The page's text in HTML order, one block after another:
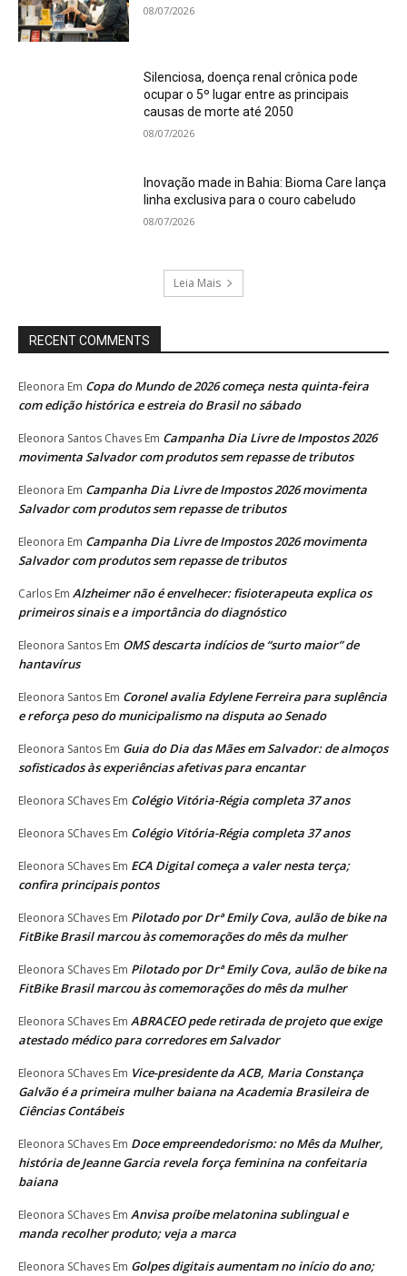
08/07/2026
Silenciosa, doença renal crônica pode
ocupar o 5º lugar entre as principais
causas de morte até 2050
08/07/2026
Inovação made in Bahia: Bioma Care lança
linha exclusiva para o couro cabeludo
08/07/2026
Leia Mais
RECENT COMMENTS
Eleonora Em Copa do Mundo de 2026 começa nesta quinta-feira
com edição histórica e estreia do Brasil no sábado
Eleonora Santos Chaves Em Campanha Dia Livre de Impostos 2026
movimenta Salvador com produtos sem repasse de tributos
Eleonora Em Campanha Dia Livre de Impostos 2026 movimenta
Salvador com produtos sem repasse de tributos
Eleonora Em Campanha Dia Livre de Impostos 2026 movimenta
Salvador com produtos sem repasse de tributos
Carlos Em Alzheimer não é envelhecer: fisioterapeuta explica os
primeiros sinais e a importância do diagnóstico
Eleonora Santos Em OMS descarta indícios de “surto maior” de
hantavírus
Eleonora Santos Em Coronel avalia Edylene Ferreira para suplência
e reforça peso do municipalismo na disputa ao Senado
Eleonora Santos Em Guia do Dia das Mães em Salvador: de almoços
sofisticados às experiências afetivas para encantar
Eleonora SChaves Em Colégio Vitória-Régia completa 37 anos
Eleonora SChaves Em Colégio Vitória-Régia completa 37 anos
Eleonora SChaves Em ECA Digital começa a valer nesta terça;
confira principais pontos
Eleonora SChaves Em Pilotado por Drª Emily Cova, aulão de bike na
FitBike Brasil marcou às comemorações do mês da mulher
Eleonora SChaves Em Pilotado por Drª Emily Cova, aulão de bike na
FitBike Brasil marcou às comemorações do mês da mulher
Eleonora SChaves Em ABRACEO pede retirada de projeto que exige
atestado médico para corredores em Salvador
Eleonora SChaves Em Vice-presidente da ACB, Maria Constança
Galvão é a primeira mulher baiana na Academia Brasileira de
Ciências Contábeis
Eleonora SChaves Em Doce empreendedorismo: no Mês da Mulher,
história de Jeanne Garcia revela força feminina na confeitaria
baiana
Eleonora SChaves Em Anvisa proíbe melatonina sublingual e
manda recolher produto; veja a marca
Eleonora SChaves Em Golpes digitais aumentam no início do ano;